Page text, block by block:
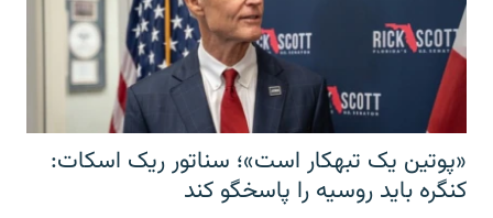
«پوتین یک تبهکار است»؛ سناتور ریک اسکات:
کنگره باید روسیه را پاسخگو کند